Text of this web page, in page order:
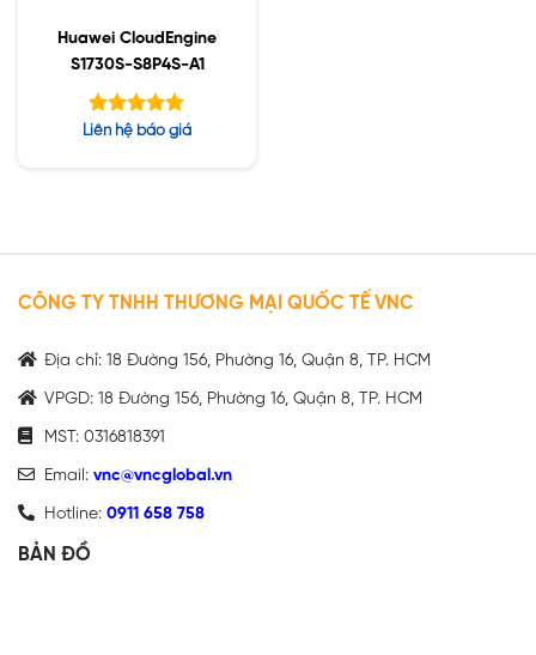
Huawei CloudEngine
S1730S-S8P4S-A1
Được xếp
Liên hệ báo giá
CÔNG TY TNHH THƯƠNG MẠI QUỐC TẾ VNC
Địa chỉ: 18 Đường 156, Phường 16, Quận 8, TP. HCM
VPGD: 18 Đường 156, Phường 16, Quận 8, TP. HCM
MST: 0316818391
Email: vnc@vncglobal.vn
Hotline: 0911 658 758
BẢN ĐỒ